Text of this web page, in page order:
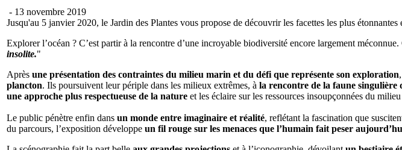
- 13 novembre 2019
Jusqu'au 5 janvier 2020, le Jardin des Plantes vous propose de découvrir les facettes les plus
Explorer l’océan ? C’est partir à la rencontre d’une incroyable biodiversité encore largement
insolite."
Après une présentation des contraintes du milieu marin et du défi que représente son exploration
plancton. Ils poursuivent leur périple dans les milieux extrêmes, à la rencontre de la faune singulière
une approche plus respectueuse de la nature et les éclaire sur les ressources insoupçonnées du
Le public pénètre enfin dans un monde entre imaginaire et réalité, reflétant la fascination que
du parcours, l’exposition développe un fil rouge sur les menaces que l’humain fait peser